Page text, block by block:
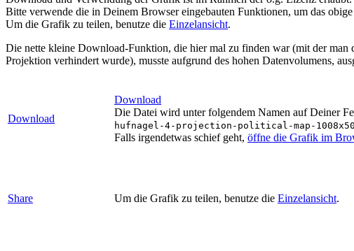
Bitte verwende die in Deinem Browser eingebauten Funktionen, um das
Um die Grafik zu teilen, benutze die Einzelansicht.
Die nette kleine Download-Funktion, die hier mal zu finden war (mit der
Projektion verhindert wurde), musste aufgrund des hohen Datenvolumens,
Download
Download
Die Datei wird unter folgendem Namen auf Deiner
hufnagel-4-projection-political-map-
Falls irgendetwas schief geht, öffne die Grafik im
Share Um die Grafik zu teilen, benutze die Einzelansicht.